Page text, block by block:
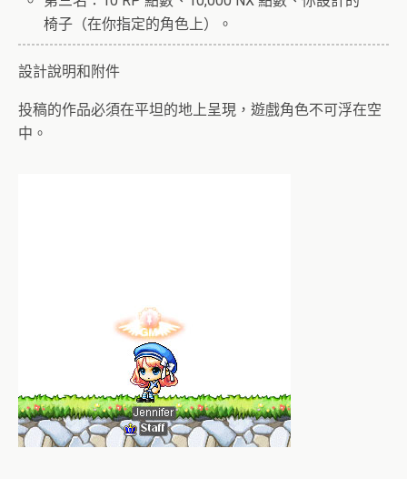
椅子（在你指定的角色上）。
設計說明和附件
投稿的作品必須在平坦的地上呈現，遊戲角色不可浮在空
中。